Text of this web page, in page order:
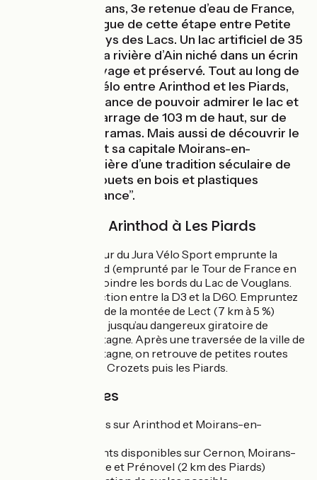
Le Lac de Vouglans, 3e retenue d’eau de France,
est le point d’orgue de cette étape entre Petite
Montagne et Pays des Lacs. Un lac artificiel de 35
km de long sur la rivière d’Ain niché dans un écrin
de verdure sauvage et préservé. Tout au long de
ce parcours à vélo entre Arinthod et les Piards,
vous aurez la chance de pouvoir admirer le lac et
son imposant barrage de 103 m de haut, sur de
nombreux panoramas. Mais aussi de découvrir le
Pays du Jouet et sa capitale Moirans-en-
Montagne, héritière d’une tradition séculaire de
fabrication de jouets en bois et plastiques
“Fabriqué en France”.
L'Itinéraire de Arinthod à Les Piards
Cette étape du Tour du Jura Vélo Sport emprunte la
montée d’Arinthod (emprunté par le Tour de France en
2010) avant de rejoindre les bords du Lac de Vouglans.
Attention à la jonction entre la D3 et la D60. Empruntez
les petites routes de la montée de Lect (7 km à 5 %)
depuis Menouilles jusqu’au dangereux giratoire de
Moirans-en-Montagne. Après une traversée de la ville de
Moirans-en-Montagne, on retrouve de petites routes
pour rejoindre les Crozets puis les Piards.
Infos pratiques
Tous services sur Arinthod et Moirans-en-
Hébergements disponibles sur Cernon, Moirans-
en-Montagne et Prénovel (2 km des Piards)